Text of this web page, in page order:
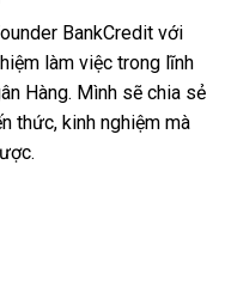
BankCredit với
làm việc trong lĩnh
Hàng. Mình sẽ chia sẻ
thức, kinh nghiệm mà